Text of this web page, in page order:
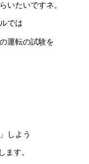
いたいですネ。
では
運転の試験を
しよう
ます。